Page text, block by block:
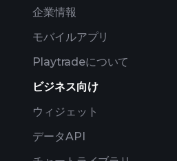
企業情報
モバイルアプリ
Playtradeについて
ビジネス向け
ウィジェット
データAPI